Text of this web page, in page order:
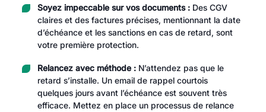
Soyez impeccable sur vos documents :Des CGV
claires et des factures précises, mentionnant la date
d’échéance et les sanctions en cas de retard, sont
votre première protection.
Relancez avec méthode :N’attendez pas que le
retard s’installe. Un email de rappel courtois
quelques jours avant l’échéance est souvent très
efficace. Mettez en place un processus de relance